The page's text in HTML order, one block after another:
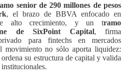
senior de 290 millones de pesos
, el brazo de BBVA enfocado en
de alto crecimiento, y un tramo
de SixPoint Capital, firma
para fintechs en mercados
movimiento no sólo aporta liquidez:
su estructura de capital y valida